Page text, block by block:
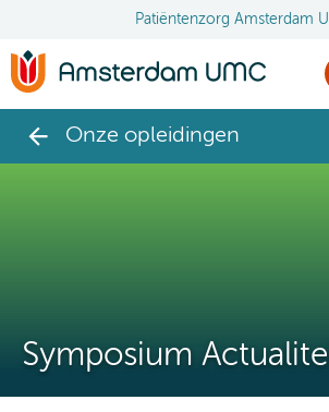
Patiëntenzorg Amsterdam
Onze opleidingen
Symposium